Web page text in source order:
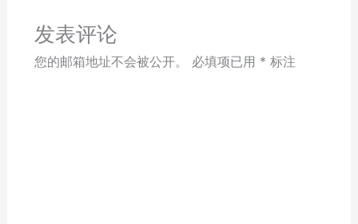
发表评论
您的邮箱地址不会被公开。 必填项已用 * 标注